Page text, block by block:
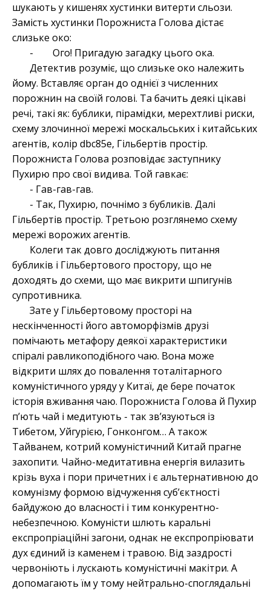
шукають у кишенях хустинки витерти сльози.
Замість хустинки Порожниста Голова дістає
слизьке око:
- Ого! Пригадую загадку цього ока.
Детектив розуміє, що слизьке око належить
йому. Вставляє орган до однієї з численних
порожнин на своїй голові. Та бачить деякі цікаві
речі, такі як: бублики, пірамідки, мерехтливі риски,
схему злочинної мережі москальських і китайських
агентів, колір dbc85e, Гільбертів простір.
Порожниста Голова розповідає заступнику
Пухирю про свої видива. Той гавкає:
- Гав-гав-гав.
- Так, Пухирю, почнімо з бубликів. Далі
Гільбертів простір. Третьою розглянемо схему
мережі ворожих агентів.
Колеги так довго досліджують питання
бубликів і Гільбертового простору, що не
доходять до схеми, що має викрити шпигунів
супротивника.
Зате у Гільбертовому просторі на
нескінченності його автоморфізмів друзі
помічають метафору деякої характеристики
спіралі равликоподібного чаю. Вона може
відкрити шлях до повалення тоталітарного
комуністичного уряду у Китаї, де бере початок
історія вживання чаю. Порожниста Голова й Пухир
п’ють чай і медитують - так зв’язуються із
Тибетом, Уйгурією, Гонконгом… А також
Тайванем, котрий комуністичний Китай прагне
захопити. Чайно-медитативна енергія вилазить
крізь вуха і пори причетних і є альтернативною до
комунізму формою відчуження суб’єктності
байдужою до власності і тим конкурентно-
небезпечною. Комуністи шлють каральні
експропріаційні загони, однак не експропріювати
дух єдиний із каменем і травою. Від заздрості
червоніють і лускають комуністичні макітри. А
допомагають їм у тому нейтрально-споглядальні